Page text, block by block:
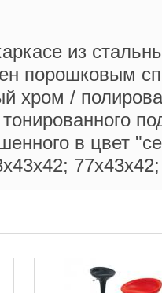
из
порошковым
хром /
в цвет